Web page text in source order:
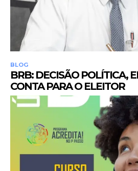
BLOG
BRB: DECISÃO POLÍTICA,
CONTA PARA O ELEITOR